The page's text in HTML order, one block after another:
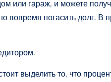
или гараж, и можете
вовремя погасить долг. В
выделить то, что